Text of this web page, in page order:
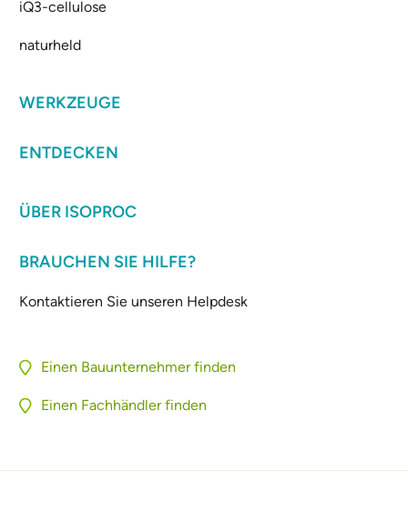
iQ3-cellulose
naturheld
WERKZEUGE
ENTDECKEN
ÜBER ISOPROC
BRAUCHEN SIE HILFE?
Kontaktieren Sie unseren Helpdesk
Einen Bauunternehmer finden
Einen Fachhändler finden